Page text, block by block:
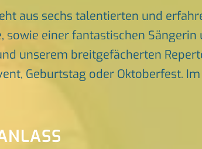
aus sechs talentierten und
sowie einer fantastischen
unserem breitgefächerten
Geburtstag oder Oktoberfest.